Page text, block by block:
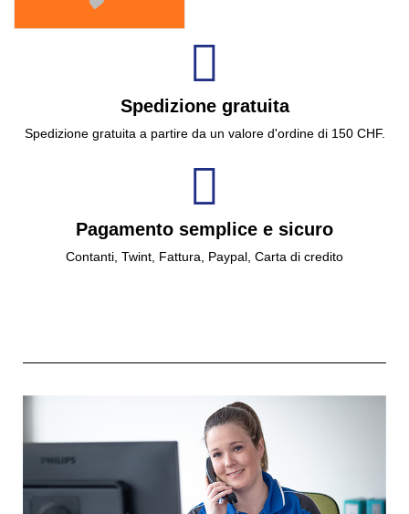
Spedizione gratuita
Spedizione gratuita a partire da un valore d'ordine di 150 CHF.
Pagamento semplice e sicuro
Contanti, Twint, Fattura, Paypal, Carta di credito